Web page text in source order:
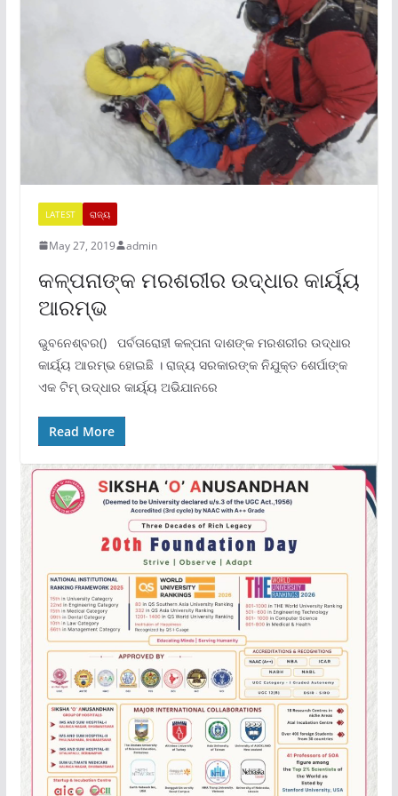
LATEST ରାଜ୍ୟ
May 27, 2019 admin
କଳ୍ପନାଙ୍କ ମରଶରୀର ଉଦ୍ଧାର କାର୍ୟ୍ୟ
ଆରମ୍ଭ
ଭୁବନେଶ୍ବର() ପର୍ବତାରୋହୀ କଳ୍ପନା ଦାଶଙ୍କ ମରଶରୀର ଉଦ୍ଧାର
କାର୍ୟ୍ୟ ଆରମ୍ଭ ହୋଇଛି । ରାଜ୍ୟ ସରକାରଙ୍କ ନିଯୁକ୍ତ ଶେର୍ପାଙ୍କ
ଏକ ଟିମ୍ ଉଦ୍ଧାର କାର୍ୟ୍ୟ ଅଭିଯାନରେ
Read More